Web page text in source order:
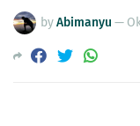
byAbimanyu —